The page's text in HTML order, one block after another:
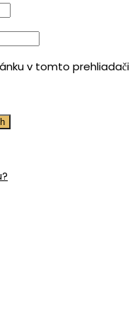
v tomto